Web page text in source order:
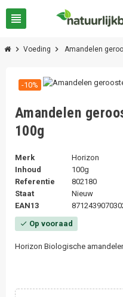
view_headline
chevron_right Voeding chevron_right Amandelen
-10%
Amandelen
100g
Merk
Horizon
Inhoud
100g
Referentie
802180
Staat
Nieuw
EAN13
check Op vooraad
Horizon Biologische